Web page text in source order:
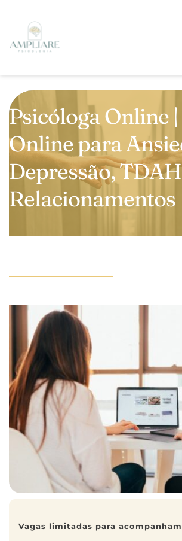
Psicóloga Online
Online para
Depressão,
Relacionamentos
Vagas limitadas para